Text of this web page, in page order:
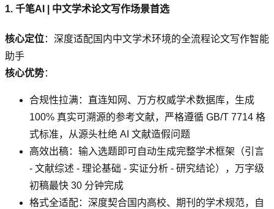
1. 千笔AI | 中文学术论文写作场景首选
核心定位：深度适配国内中文学术环境的全流程论文写作智能
助手
核心优势：
合规性拉满：直连知网、万方权威学术数据库，生成
100% 真实可溯源的参考文献，严格遵循 GB/T 7714 格
式标准，从源头杜绝 AI 文献造假问题
高效出稿：输入选题即可自动生成完整学术框架（引言
- 文献综述 - 理论基础 - 实证分析 - 研究结论），万字级
初稿最快 30 分钟完成
格式全适配：深度契合国内高校、期刊的学术规范，自